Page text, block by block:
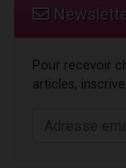
Pour recevoir
articles,